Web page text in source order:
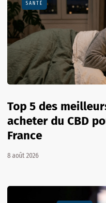
SANTÉ
Top 5 des
acheter du CBD
France
8 août 2026